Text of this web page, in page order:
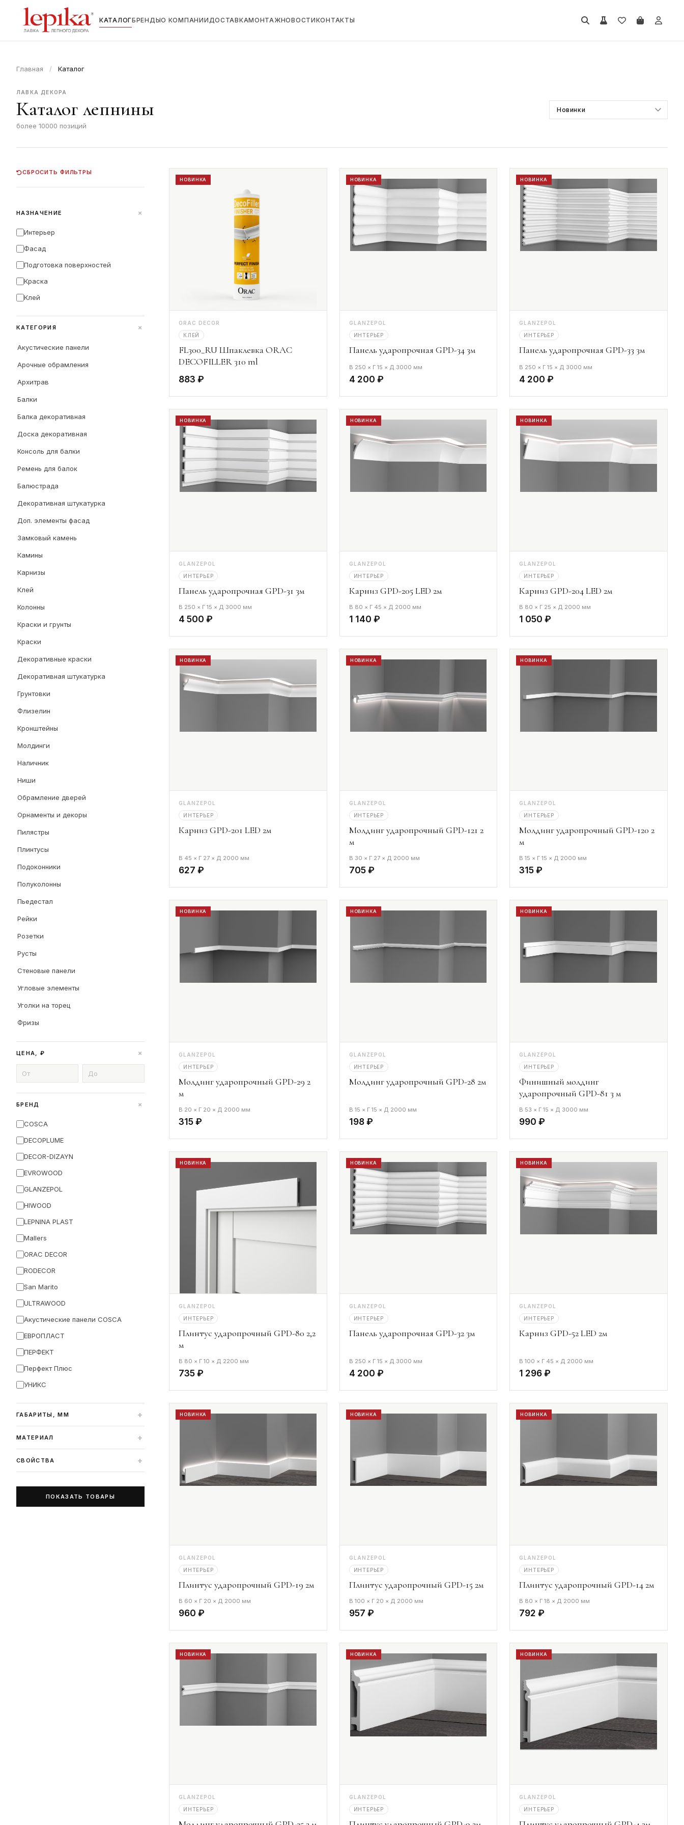
КАТАЛОГБРЕНДЫО КОМПАНИИДОСТАВКАМОНТАЖНОВОСТИКОНТАКТЫ
Главная / Каталог
ЛАВКА ДЕКОРА
Каталог лепнины
более 10000 позиций
СБРОСИТЬ ФИЛЬТРЫ
НАЗНАЧЕНИЕ +
Интерьер
Фасад
Подготовка поверхностей
Краска
Клей
КАТЕГОРИЯ +
Акустические панели
Арочные обрамления
Архитрав
Балки
Балка декоративная
Доска декоративная
Консоль для балки
Ремень для балок
Балюстрада
Декоративная штукатурка
Доп. элементы фасад
Замковый камень
Камины
Карнизы
Клей
Колонны
Краски и грунты
Краски
Декоративные краски
Декоративная штукатурка
Грунтовки
Флизелин
Кронштейны
Молдинги
Наличник
Ниши
Обрамление дверей
Орнаменты и декоры
Пилястры
Плинтусы
Подоконники
Полуколонны
Пьедестал
Рейки
Розетки
Русты
Стеновые панели
Угловые элементы
Уголки на торец
Фризы
ЦЕНА, ₽ +
БРЕНД +
COSCA
DECOPLUME
DECOR-DIZAYN
EVROWOOD
GLANZEPOL
HIWOOD
LEPNINA PLAST
Mallers
ORAC DECOR
RODECOR
San Marito
ULTRAWOOD
Акустические панели COSCA
ЕВРОПЛАСТ
ПЕРФЕКТ
Перфект Плюс
УНИКС
ГАБАРИТЫ, ММ +
МАТЕРИАЛ +
СВОЙСТВА +
ПОКАЗАТЬ ТОВАРЫ
НОВИНКА
ORAC DECOR
КЛЕЙ
FL300_RU Шпаклевка ORAC
DECOFILLER 310 ml
883 ₽
НОВИНКА
GLANZEPOL
ИНТЕРЬЕР
Панель ударопрочная GPD-34 3м
В 250 × Г 15 × Д 3000 мм
4 200 ₽
НОВИНКА
GLANZEPOL
ИНТЕРЬЕР
Панель ударопрочная GPD-33 3м
В 250 × Г 15 × Д 3000 мм
4 200 ₽
НОВИНКА
GLANZEPOL
ИНТЕРЬЕР
Панель ударопрочная GPD-31 3м
В 250 × Г 15 × Д 3000 мм
4 500 ₽
НОВИНКА
GLANZEPOL
ИНТЕРЬЕР
Карниз GPD-205 LED 2м
В 80 × Г 45 × Д 2000 мм
1 140 ₽
НОВИНКА
GLANZEPOL
ИНТЕРЬЕР
Карниз GPD-204 LED 2м
В 80 × Г 25 × Д 2000 мм
1 050 ₽
НОВИНКА
GLANZEPOL
ИНТЕРЬЕР
Карниз GPD-201 LED 2м
В 45 × Г 27 × Д 2000 мм
627 ₽
НОВИНКА
GLANZEPOL
ИНТЕРЬЕР
Молдинг ударопрочный GPD-121 2
м
В 30 × Г 27 × Д 2000 мм
705 ₽
НОВИНКА
GLANZEPOL
ИНТЕРЬЕР
Молдинг ударопрочный GPD-120 2
м
В 15 × Г 15 × Д 2000 мм
315 ₽
НОВИНКА
GLANZEPOL
ИНТЕРЬЕР
Молдинг ударопрочный GPD-29 2
м
В 20 × Г 20 × Д 2000 мм
315 ₽
НОВИНКА
GLANZEPOL
ИНТЕРЬЕР
Молдинг ударопрочный GPD-28 2м
В 15 × Г 15 × Д 2000 мм
198 ₽
НОВИНКА
GLANZEPOL
ИНТЕРЬЕР
Финишный молдинг
ударопрочный GPD-81 3 м
В 53 × Г 15 × Д 3000 мм
990 ₽
НОВИНКА
GLANZEPOL
ИНТЕРЬЕР
Плинтус ударопрочный GPD-80 2,2
м
В 80 × Г 10 × Д 2200 мм
735 ₽
НОВИНКА
GLANZEPOL
ИНТЕРЬЕР
Панель ударопрочная GPD-32 3м
В 250 × Г 15 × Д 3000 мм
4 200 ₽
НОВИНКА
GLANZEPOL
ИНТЕРЬЕР
Карниз GPD-52 LED 2м
В 100 × Г 45 × Д 2000 мм
1 296 ₽
НОВИНКА
GLANZEPOL
ИНТЕРЬЕР
Плинтус ударопрочный GPD-19 2м
В 60 × Г 20 × Д 2000 мм
960 ₽
НОВИНКА
GLANZEPOL
ИНТЕРЬЕР
Плинтус ударопрочный GPD-15 2м
В 100 × Г 20 × Д 2000 мм
957 ₽
НОВИНКА
GLANZEPOL
ИНТЕРЬЕР
Плинтус ударопрочный GPD-14 2м
В 80 × Г 18 × Д 2000 мм
792 ₽
НОВИНКА
GLANZEPOL
ИНТЕРЬЕР
НОВИНКА
GLANZEPOL
ИНТЕРЬЕР
НОВИНКА
GLANZEPOL
ИНТЕРЬЕР